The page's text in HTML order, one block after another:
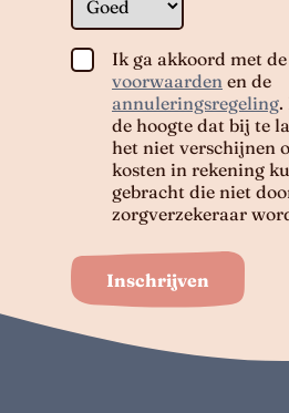
Ik ga akkoord met de
voorwaarden en de
annuleringsregeling.
de hoogte dat bij te
het niet verschijnen
kosten in rekening
gebracht die niet
zorgverzekeraar